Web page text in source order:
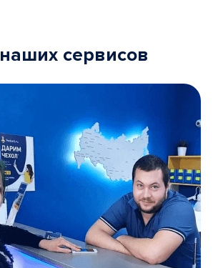
наших сервисов